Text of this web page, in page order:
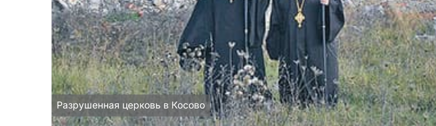
Разрушенная церковь в Косово